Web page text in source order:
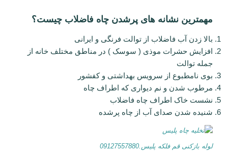
مهمترین نشانه های پرشدن چاه فاضلاب چیست؟
بالا زدن آب فاضلاب از توالت فرنگی و ایرانی
افزایش حشرات موذی ( سوسک ) در مناطق مختلف خانه از
جمله توالت
بوی نامطبوع از سرویس بهداشتی و کفشور
مرطوب شدن و نم دیواری که اطراف چاه
نشست خاک اطراف چاه فاضلاب
شنیده شدن صدای آب از چاه پرشده
لوله بازکنی قم فلکه پلیس.09127557880